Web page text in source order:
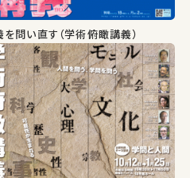
を問い直す（学術俯瞰講義）